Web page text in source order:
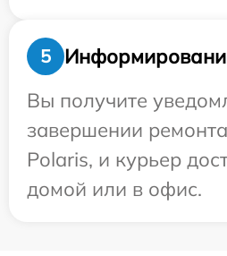
5
Вы получите
завершении
Polaris, и курьер
домой или в офис.